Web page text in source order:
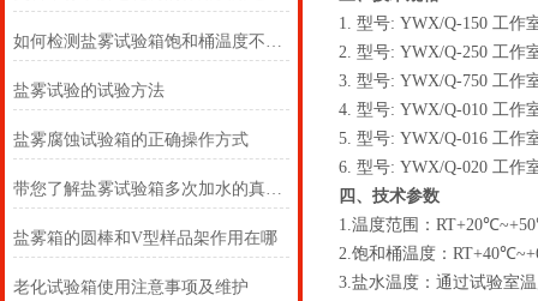
如何检测盐雾试验箱饱和桶温度不达标
盐雾试验的试验方法
盐雾腐蚀试验箱的正确操作方式
带您了解盐雾试验箱多次加水的真相！
盐雾箱的圆棒和V型样品架作用在哪
老化试验箱使用注意事项及维护
1. 型号: YWX/Q-150 工作
2. 型号: YWX/Q-250 工作
3. 型号: YWX/Q-750 工作
4. 型号: YWX/Q-010 工作
5. 型号: YWX/Q-016 工作
6. 型号: YWX/Q-020 工作
四、技术参数
1.温度范围：
2.饱和桶温度：
3.盐水温度：通过试验室